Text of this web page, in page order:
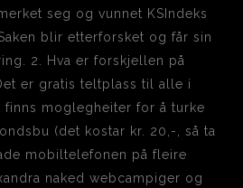
seg og vunnet KSIndeks
blir etterforsket og får sin
2. Hva er forskjellen på
er gratis teltplass til alle i
moglegheiter for å turke
(det kostar kr. 20,-, så ta
mobiltelefonen på fleire
naked webcampiger og